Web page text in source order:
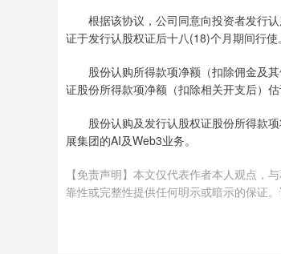
根据该协议，公司同意向投资者发行
证于发行认股权证后十八(18)个月期间行使。
股份认购所得款项净额（扣除佣金及
证股份所得款项净额（扣除相关开支后）
股份认购及发行认股权证股份所得款
展集团的AI及Web3业务。
【免责声明】本文仅代表作者本人观点，
靠性或完整性提供任何明示或暗示的保证